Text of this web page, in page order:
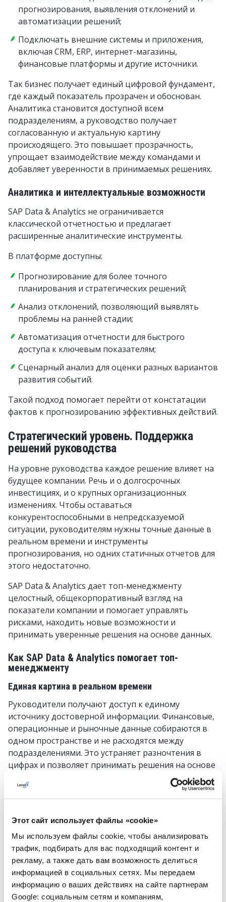
Этот сайт использует файлы «cookie»
Мы используем файлы cookie, чтобы анализировать
трафик, подбирать для вас подходящий контент и
рекламу, а также дать вам возможность делиться
информацией в социальных сетях. Мы передаем
информацию о ваших действиях на сайте партнерам
Google: социальным сетям и компаниям,
прогнозирования, выявления отклонений и
автоматизации решений;
Подключать внешние системы и приложения,
включая CRM, ERP, интернет-магазины,
финансовые платформы и другие источники.
Так бизнес получает единый цифровой фундамент,
где каждый показатель прозрачен и обоснован.
Аналитика становится доступной всем
подразделениям, а руководство получает
согласованную и актуальную картину
происходящего. Это повышает прозрачность,
упрощает взаимодействие между командами и
добавляет уверенности в принимаемых решениях.
Аналитика и интеллектуальные возможности
SAP Data & Analytics не ограничивается
классической отчетностью и предлагает
расширенные аналитические инструменты.
В платформе доступны:
Прогнозирование для более точного
планирования и стратегических решений;
Анализ отклонений, позволяющий выявлять
проблемы на ранней стадии;
Автоматизация отчетности для быстрого
доступа к ключевым показателям;
Сценарный анализ для оценки разных вариантов
развития событий.
Такой подход помогает перейти от констатации
фактов к прогнозированию эффективных действий.
Стратегический уровень. Поддержка
решений руководства
На уровне руководства каждое решение влияет на
будущее компании. Речь и о долгосрочных
инвестициях, и о крупных организационных
изменениях. Чтобы оставаться
конкурентоспособными в непредсказуемой
ситуации, руководителям нужны точные данные в
реальном времени и инструменты
прогнозирования, но одних статичных отчетов для
этого недостаточно.
SAP Data & Analytics дает топ-менеджменту
целостный, общекорпоративный взгляд на
показатели компании и помогает управлять
рисками, находить новые возможности и
принимать уверенные решения на основе данных.
Как SAP Data & Analytics помогает топ-
менеджменту
Единая картина в реальном времени
Руководители получают доступ к единому
источнику достоверной информации. Финансовые,
операционные и рыночные данные собираются в
одном пространстве и не расходятся между
подразделениями. Это устраняет разночтения в
цифрах и позволяет принимать решения на основе
актуальной и согласованной информации.
различные сценарии развития бизнеса, инвестиций
и рынка. Руководство может оценивать отдачу от
вложений, увязывать бюджеты со стратегическими
целями и заранее учитывать долгосрочные
тенденции, а не ориентироваться только на
прошлые показатели.